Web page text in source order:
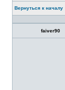
Вернуться к началу
faiver90